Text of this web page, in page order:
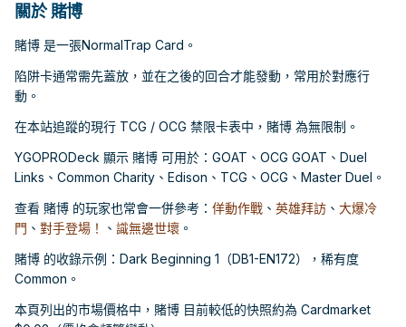
關於 賭博
賭博 是一張NormalTrap Card。
陷阱卡通常需先蓋放，並在之後的回合才能發動，常用於對應行
動。
在本站追蹤的現行 TCG / OCG 禁限卡表中，賭博 為無限制。
YGOPRODeck 顯示 賭博 可用於：GOAT、OCG GOAT、Duel
Links、Common Charity、Edison、TCG、OCG、Master Duel。
查看 賭博 的玩家也常會一併參考： 佯動作戰 、 英雄拜訪 、 大爆冷
門 、 對手登場！ 、 識無邊世壞 。
賭博 的收錄示例：Dark Beginning 1（DB1-EN172），稀有度
Common。
本頁列出的市場價格中，賭博 目前較低的快照約為 Cardmarket